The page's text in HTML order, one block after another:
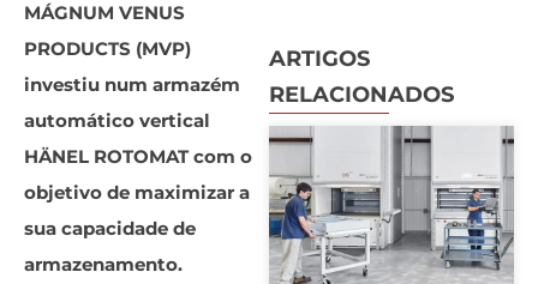
MÁGNUM VENUS
PRODUCTS (MVP)
investiu num armazém
automático vertical
HÄNEL ROTOMAT com o
objetivo de maximizar a
sua capacidade de
armazenamento.
ARTIGOS
RELACIONADOS